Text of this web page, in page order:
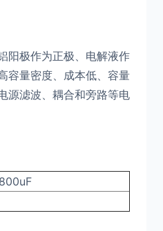
阳极作为正极、电解液作
容量密度、成本低、容量
源滤波、耦合和旁路等电